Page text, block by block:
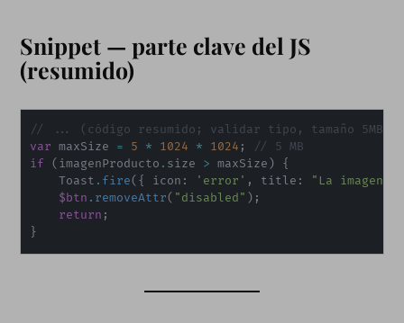
Snippet — parte clave del JS
(resumido)
// ... (código resumido; validar tipo, tamaño 5MB,
var maxSize = 5 * 1024 * 1024 ;
// 5 MB
if
( imagenProducto . size > maxSize )
{
    Toast
. fire( { icon : 'error' , title :
"La imagen
$btn . removeAttr( "disabled" ) ;
return ;
}